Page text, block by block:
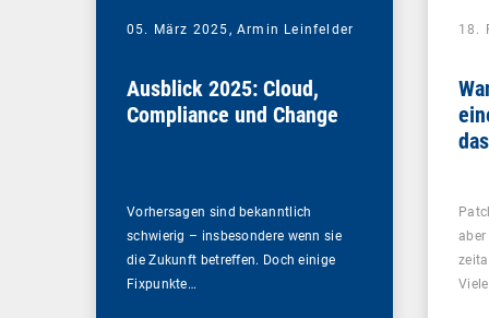
05. März 2025, Armin Leinfelder
Ausblick 2025: Cloud,
Compliance und Change
Vorhersagen sind bekanntlich
schwierig – insbesondere wenn sie
die Zukunft betreffen. Doch einige
Fixpunkte…
18.
aber